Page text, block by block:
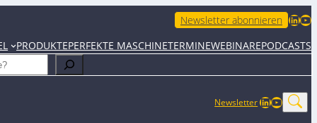
Newsletter abonnieren LinkedIn YouTube
PRODUKTEPERFEKTE MASCHINETERMINEWEBINAREPODCASTS
NewsletterLinkedIn